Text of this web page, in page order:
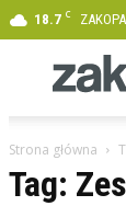
18.7 C
Strona główna
Tag: